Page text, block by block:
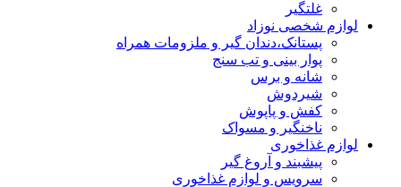
غلتگیر
لوازم شخصی نوزاد
پستانک،دندان گیر و ملزومات همراه
پوار بینی و تب سنج
شانه و برس
شیردوش
کفش و پاپوش
ناخنگیر و مسواک
لوازم غذاخوری
پیشبند و آروغ گیر
سرویس و لوازم غذاخوری